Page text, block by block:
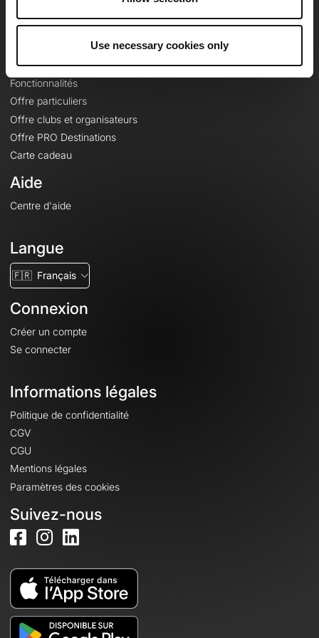
Use necessary cookies only
Le Mag'
Fonds de cartes topographiques
Fonctionnalités
Offre particuliers
Offre clubs et organisateurs
Offre PRO Destinations
Carte cadeau
Aide
Centre d'aide
Langue
🇫🇷 Français
Connexion
Créer un compte
Se connecter
Informations légales
Politique de confidentialité
CGV
CGU
Mentions légales
Paramètres des cookies
Suivez-nous